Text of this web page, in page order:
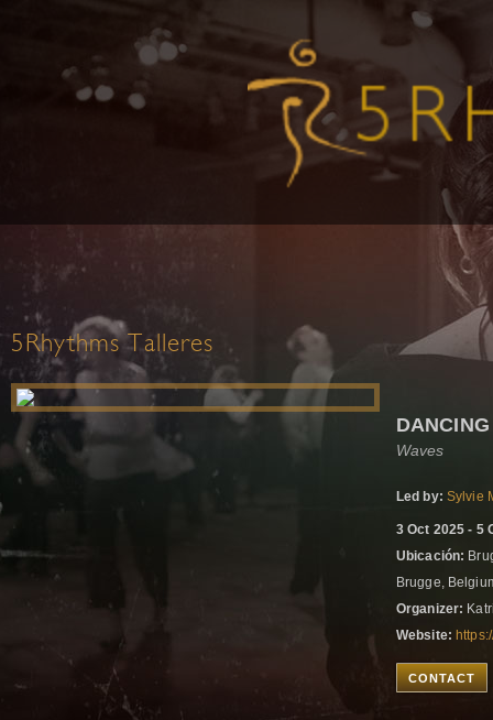
5Rhythms Talleres
Waves
Led by: Sylvie
3 Oct 2025 - 5
Ubicación:
Brugge,
Organizer:
Website:
CONTACT